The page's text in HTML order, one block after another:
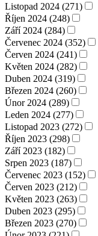
Listopad 2024 (271)
Říjen 2024 (248)
Září 2024 (284)
Červenec 2024 (352)
Červen 2024 (241)
Květen 2024 (282)
Duben 2024 (319)
Březen 2024 (260)
Únor 2024 (289)
Leden 2024 (277)
Listopad 2023 (272)
Říjen 2023 (298)
Září 2023 (182)
Srpen 2023 (187)
Červenec 2023 (152)
Červen 2023 (212)
Květen 2023 (263)
Duben 2023 (295)
Březen 2023 (270)